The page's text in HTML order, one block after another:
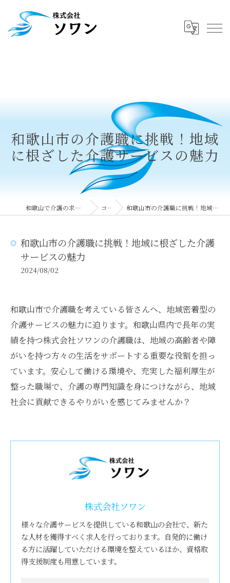
和歌山市の介護職に挑戦！地域
に根ざした介護サービスの魅力
和歌山で介護の求人なら株式会社ソワン コラム 和歌山市の介護職に挑戦！地域に根ざした介護サービスの魅力
和歌山市の介護職に挑戦！地域に根ざした介護
サービスの魅力
2024/08/02
和歌山市で介護職を考えている皆さんへ、地域密着型の
介護サービスの魅力に迫ります。和歌山県内で長年の実
績を持つ株式会社ソワンの介護職は、地域の高齢者や障
がいを持つ方々の生活をサポートする重要な役割を担っ
ています。安心して働ける環境や、充実した福利厚生が
整った職場で、介護の専門知識を身につけながら、地域
社会に貢献できるやりがいを感じてみませんか？
株式会社ソワン
様々な介護サービスを提供している和歌山の会社で、新た
な人材を獲得すべく求人を行っております。自発的に働け
る方に活躍していただける環境を整えているほか、資格取
得支援制度も用意しています。